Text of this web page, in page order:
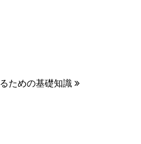
ための基礎知識